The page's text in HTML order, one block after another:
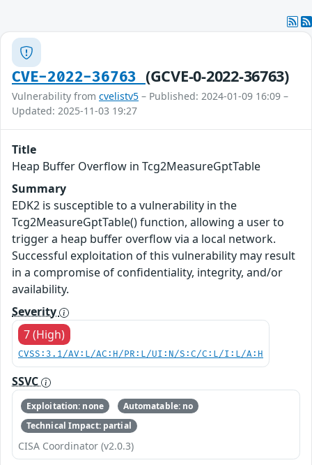
CVE-2022-36763 (GCVE-0-2022-36763)
Vulnerability from cvelistv5 – Published: 2024-01-09 16:09 –
Updated: 2025-11-03 19:27
Title
Heap Buffer Overflow in Tcg2MeasureGptTable
Summary
EDK2 is susceptible to a vulnerability in the
Tcg2MeasureGptTable() function, allowing a user to
trigger a heap buffer overflow via a local network.
Successful exploitation of this vulnerability may result
in a compromise of confidentiality, integrity, and/or
availability.
Severity
7 (High)
CVSS:3.1/AV:L/AC:H/PR:L/UI:N/S:C/C:L/I:L/A:H
SSVC
Exploitation: none
Automatable: no
Technical Impact: partial
CISA Coordinator (v2.0.3)